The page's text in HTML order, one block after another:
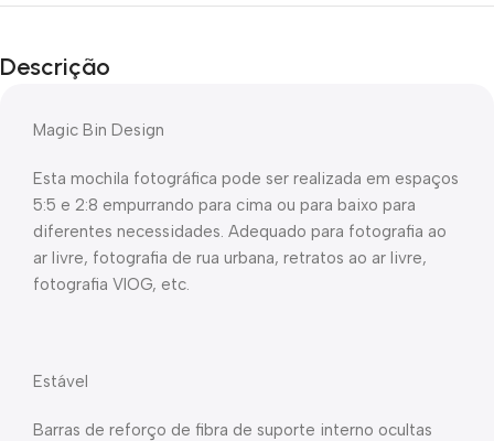
Descrição
Magic Bin Design
Esta mochila fotográfica pode ser realizada em espaços
5:5 e 2:8 empurrando para cima ou para baixo para
diferentes necessidades. Adequado para fotografia ao
ar livre, fotografia de rua urbana, retratos ao ar livre,
fotografia VIOG, etc.
Estável
Barras de reforço de fibra de suporte interno ocultas